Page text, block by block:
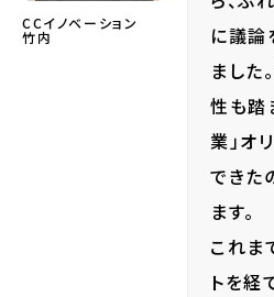
CCイノベーション
竹内
に議論
ました
性も踏
業」オ
できた
ます。
これま
トを経